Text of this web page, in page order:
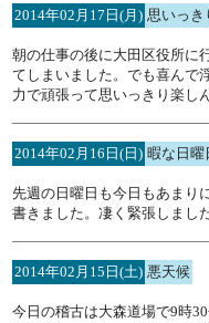
2014年02月17日(月) 思いっき
朝の仕事の後に大田区役所に
てしまいました。でも喜んで
力で頑張って思いっきり楽し
2014年02月16日(日) 暇な日曜
先週の日曜日も今日もあまり
書きました。凄く緊張しまし
2014年02月15日(土) 悪天候
今日の稽古は大森道場で9時